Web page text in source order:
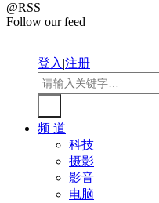
@RSS
Follow our feed
登入|注册
频 道
科技
摄影
影音
电脑